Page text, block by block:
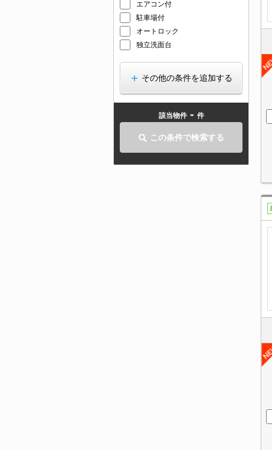
エアコン付
駐車場付
オートロック
独立洗面台
その他の条件を追加する
該当物件 - 件
この条件で検索する